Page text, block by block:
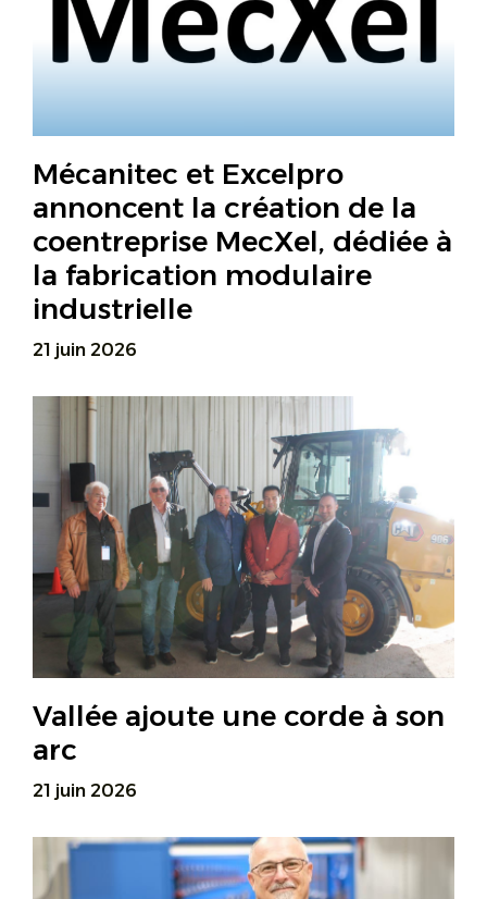
Mécanitec et Excelpro
annoncent la création de la
coentreprise MecXel, dédiée à
la fabrication modulaire
industrielle
21 juin 2026
Vallée ajoute une corde à son
arc
21 juin 2026